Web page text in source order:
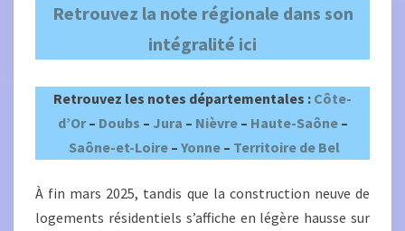
Retrouvez la note régionale dans son
intégralité ici
Retrouvez les notes départementales : Côte-
d’Or– Doubs – Jura – Nièvre– Haute-Saône–
Saône-et-Loire– Yonne– Territoire de Bel
À fin mars 2025, tandis que la construction neuve de
logements résidentiels s’affiche en légère hausse sur